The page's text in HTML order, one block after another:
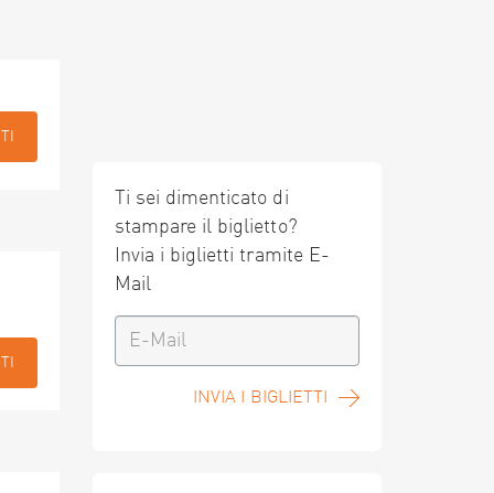
Ti sei dimenticato di
stampare il biglietto?
Invia i biglietti tramite E-
Mail
INVIA I BIGLIETTI